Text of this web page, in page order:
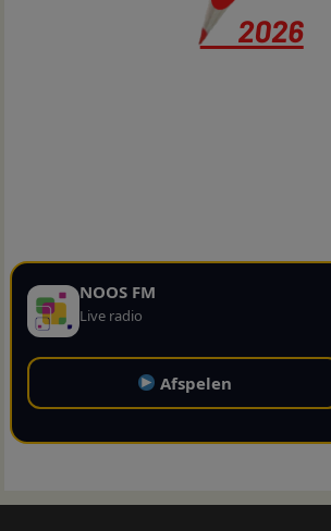
NOOS FM
Live radio
Afspelen